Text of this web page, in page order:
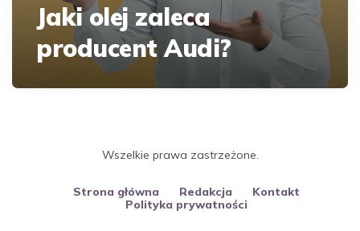
Jaki olej zaleca
producent Audi?
Wszelkie prawa zastrzeżone.
Strona główna Redakcja
Kontakt
Polityka prywatności